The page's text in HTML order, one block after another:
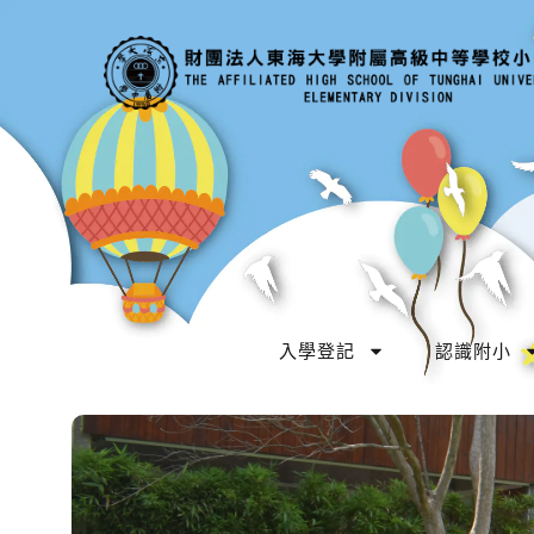
入學登記 認識附小